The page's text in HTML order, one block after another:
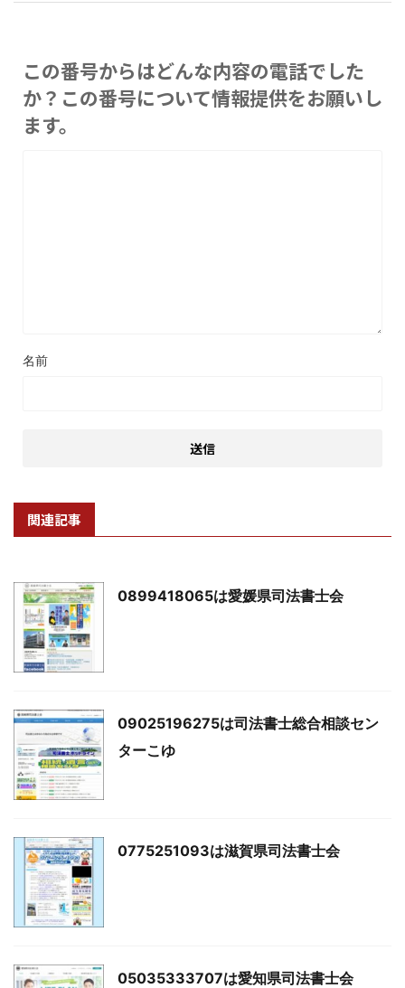
この番号からはどんな内容の電話でした
か？この番号について情報提供をお願いし
ます。
名前
関連記事
0899418065は愛媛県司法書士会
09025196275は司法書士総合相談セン
ターこゆ
0775251093は滋賀県司法書士会
05035333707は愛知県司法書士会